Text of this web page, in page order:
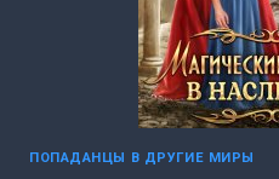
ПОПАДАНЦЫ В ДРУГИЕ МИРЫ